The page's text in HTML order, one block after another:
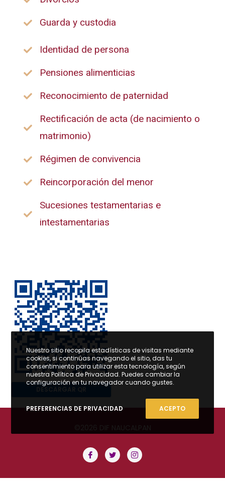
Guarda y custodia
Identidad de persona
Pensiones alimenticias
Reconocimiento de paternidad
Rectificación de acta (de nacimiento o
matrimonio)
Régimen de convivencia
Reincorporación del menor
Sucesiones testamentarias e
intestamentarias
DESCARGAR QR
Nuestro sitio recopila estadísticas de visitas mediante
cookies, si continúas navegando el sitio, das tu
consentimiento para utilizar esta tecnología, según
nuestra Política de Privacidad. Puedes cambiar la
configuración en tu navegador cuando gustes.
PREFERENCIAS DE PRIVACIDAD ACEPTO